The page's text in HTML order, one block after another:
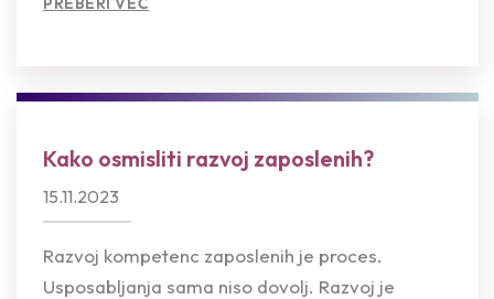
Kako osmisliti razvoj zaposlenih?
15.11.2023
Razvoj kompetenc zaposlenih je proces.
Usposabljanja sama niso dovolj. Razvoj je